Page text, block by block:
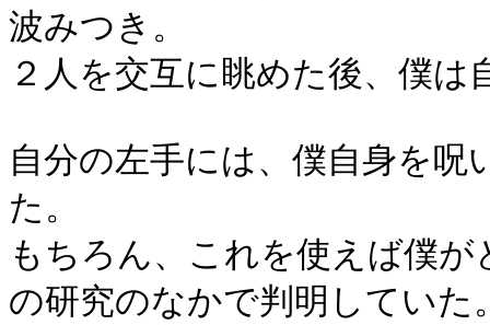
波みつき。
２人を交互に眺めた後、僕は
自分の左手には、僕自身を
た。
もちろん、これを使えば僕
の研究のなかで判明していた